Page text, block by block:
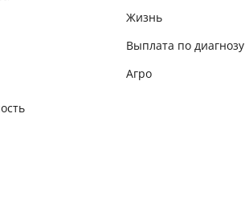
Жизнь
Выплата по диагнозу
Агро